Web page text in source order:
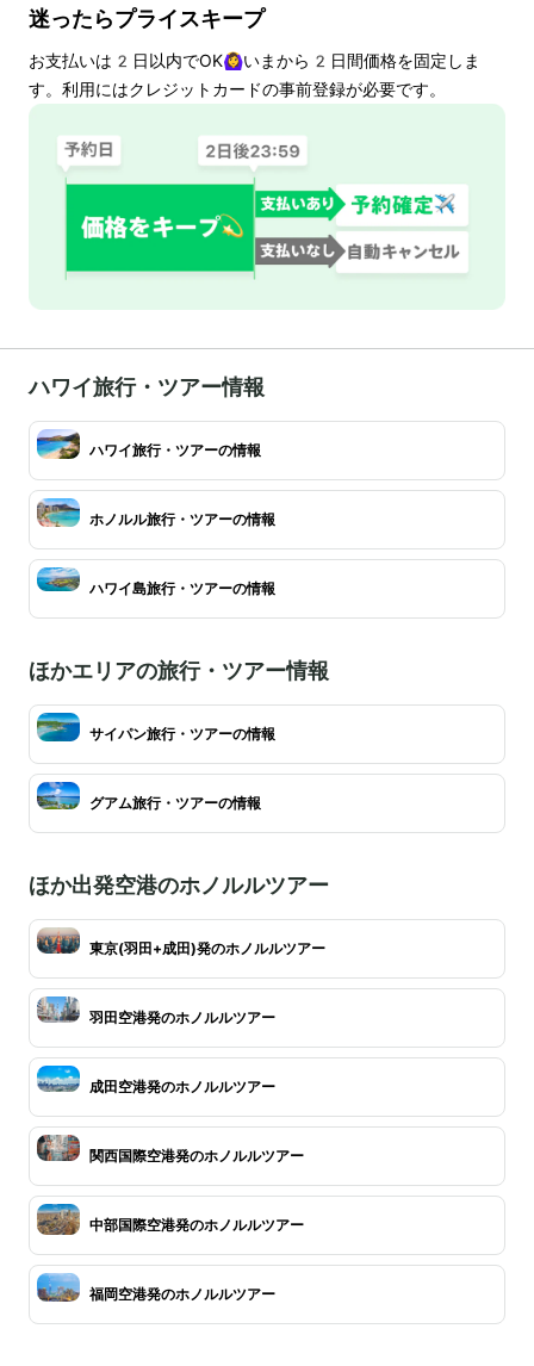
迷ったらプライスキープ
お支払いは 2 日以内でOK🙆‍♀️いまから 2 日間価格を固定しま
す。利用にはクレジットカードの事前登録が必要です。
ハワイ旅行・ツアー情報
ハワイ旅行・ツアーの情報
ホノルル旅行・ツアーの情報
ハワイ島旅行・ツアーの情報
ほかエリアの旅行・ツアー情報
サイパン旅行・ツアーの情報
グアム旅行・ツアーの情報
ほか出発空港のホノルルツアー
東京(羽田+成田)発のホノルルツアー
羽田空港発のホノルルツアー
成田空港発のホノルルツアー
関西国際空港発のホノルルツアー
中部国際空港発のホノルルツアー
福岡空港発のホノルルツアー